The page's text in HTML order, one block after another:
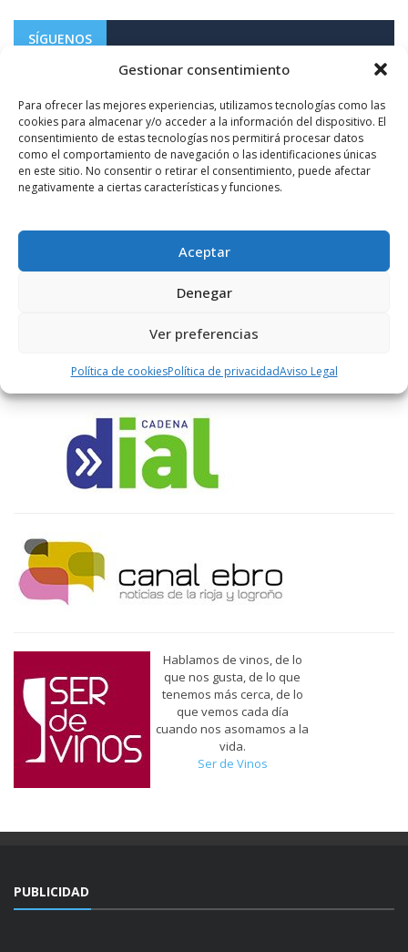
Gestionar consentimiento
Para ofrecer las mejores experiencias, utilizamos tecnologías como las
cookies para almacenar y/o acceder a la información del dispositivo. El
consentimiento de estas tecnologías nos permitirá procesar datos
como el comportamiento de navegación o las identificaciones únicas
en este sitio. No consentir o retirar el consentimiento, puede afectar
negativamente a ciertas características y funciones.
Aceptar
Denegar
Ver preferencias
Política de cookiesPolítica de privacidadAviso Legal
SÍGUENOS
1.10K+ FOLLOWERS
LIKES
ENLACES RECOMENDADOS
Hablamos de vinos, de lo
que nos gusta, de lo que
tenemos más cerca, de lo
que vemos cada día
cuando nos asomamos a la
vida.
Ser de Vinos
PUBLICIDAD